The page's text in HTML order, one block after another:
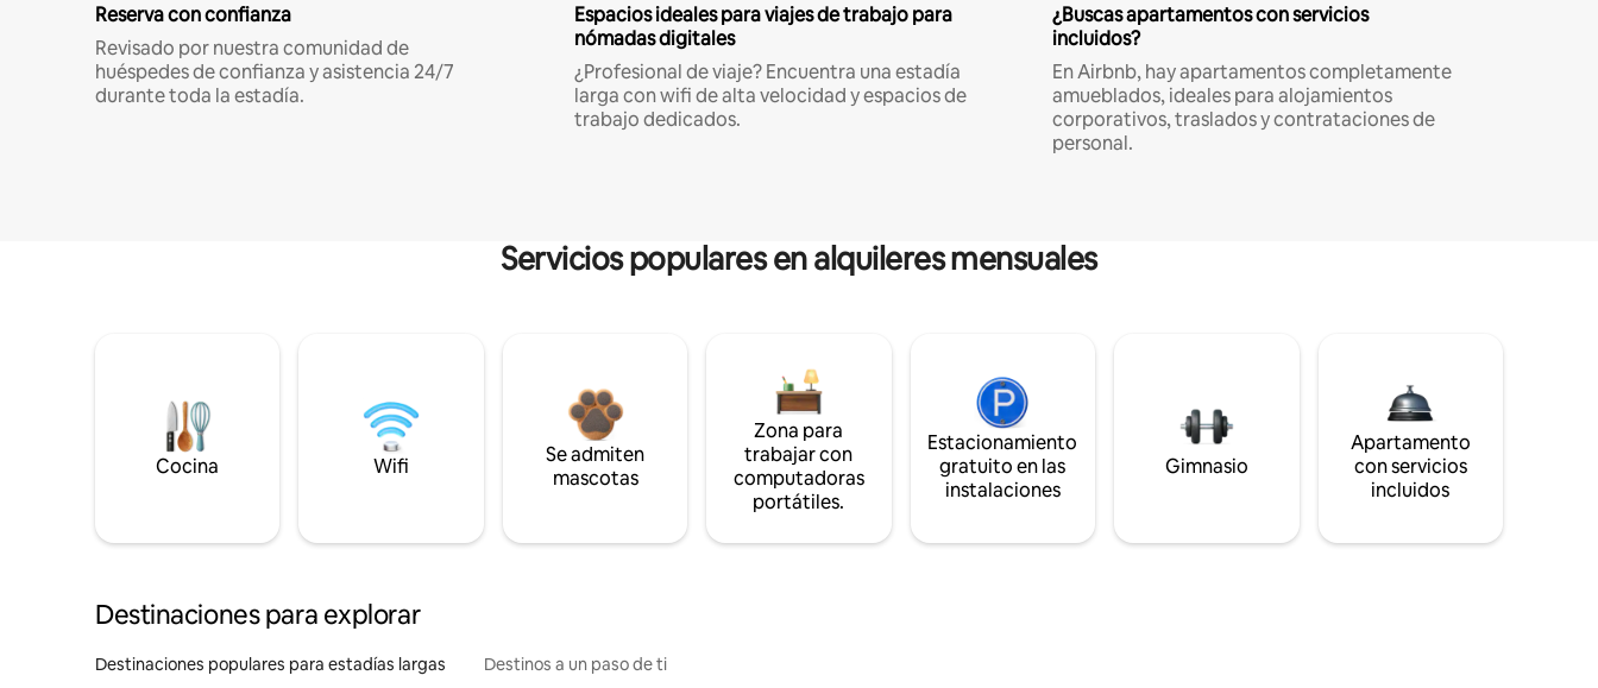
Reserva con confianza
Revisado por nuestra comunidad de
huéspedes de confianza y asistencia 24/7
durante toda la estadía.
Espacios ideales para viajes de trabajo para
nómadas digitales
¿Profesional de viaje? Encuentra una estadía
larga con wifi de alta velocidad y espacios de
trabajo dedicados.
¿Buscas apartamentos con servicios
incluidos?
En Airbnb, hay apartamentos completamente
amueblados, ideales para alojamientos
corporativos, traslados y contrataciones de
personal.
Servicios populares en alquileres mensuales
Cocina Wifi
Se admiten
mascotas
Zona para
trabajar con
computadoras
portátiles.
Estacionamiento
gratuito en las
instalaciones
Gimnasio
Apartamento
con servicios
incluidos
Destinaciones para explorar
Destinaciones populares para estadías largas Destinos a un paso de ti